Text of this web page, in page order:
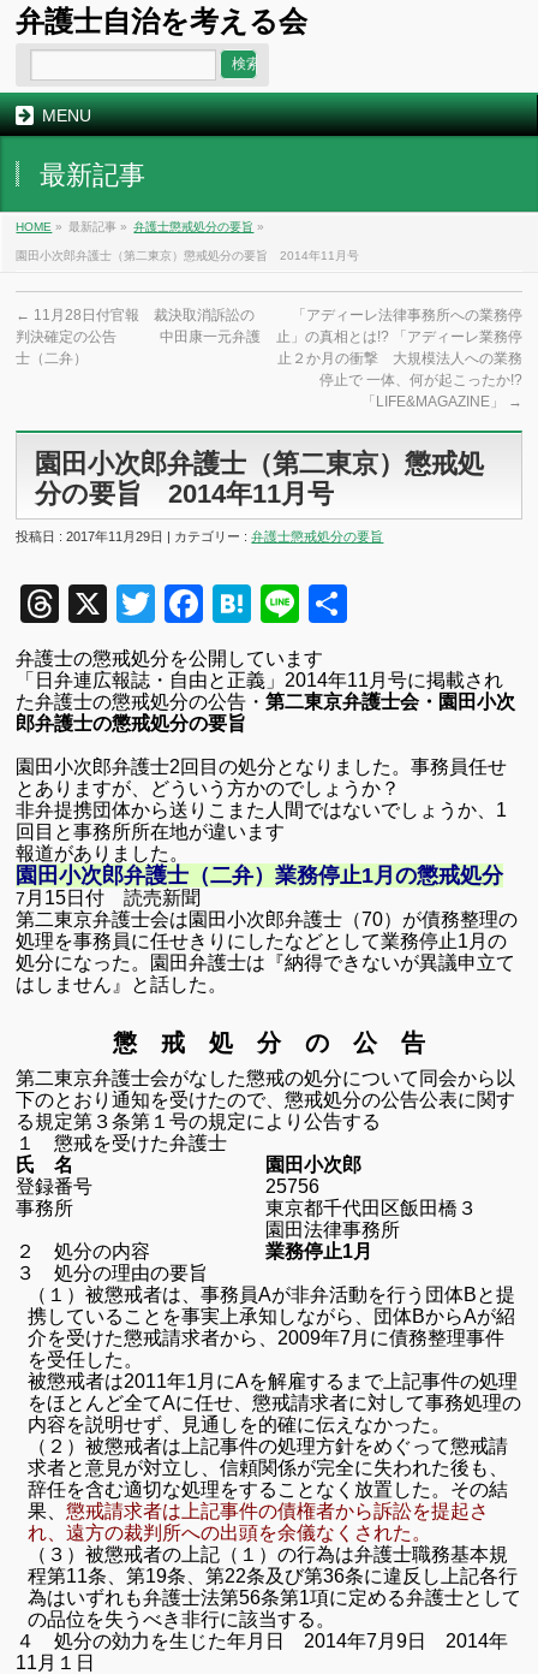
弁護士自治を考える会
MENU
最新記事
HOME » 最新記事 » 弁護士懲戒処分の要旨 »
園田小次郎弁護士（第二東京）懲戒処分の要旨 2014年11月号
← 11月28日付官報 裁決取消訴訟の
判決確定の公告 中田康一元弁護
士（二弁）
「アディーレ法律事務所への業務停
止」の真相とは!? 「アディーレ業務停
止２か月の衝撃 大規模法人への業務
停止で 一体、何が起こったか!?
「LIFE&MAGAZINE」
→
園田小次郎弁護士（第二東京）懲戒処
分の要旨 2014年11月号
投稿日 : 2017年11月29日 | カテゴリー :弁護士懲戒処分の要旨
Threads
X TwitterFacebook
Hatena
Line
弁護士の懲戒処分を公開しています
「日弁連広報誌・自由と正義」 2014年11 月号に掲載され
た弁護士の懲戒処分の公告・第二東京弁護士会・園田小次
郎弁護士の懲戒処分の要旨
園田小次郎弁護士2回目の処分となりました。事務員任せ
とありますが、どういう方かのでしょうか？
非弁提携団体から送りこまた人間ではないでしょうか、 1
回目と事務所所在地が違います
報道がありました。
園田小次郎弁護士（二弁）業務停止1月の懲戒処分
7 月15日付 読売新聞
第二東京弁護士会は園田小次郎弁護士（70）が債務整理の
処理を事務員に任せきりにしたなどとして業務停止1月の
処分になった。 園田弁護士は『納得できないが異議申立て
はしません』と話した。
懲 戒 処 分 の 公 告
第二東京弁護士会がなした懲戒の処分について同会から以
下のとおり通知を受けたので、懲戒処分の公告公表に関す
る規定第３条第１号の規定により公告する
１ 懲戒を受けた弁護士
氏 名 園田小次郎
登録番号 25756
事務所 東京都千代田区飯田橋３
園田法律事務所
２ 処分の内容
業務停止1月
３ 処分の理由の要旨
（１）被懲戒者は、事務員Aが非弁活動を行う団体Bと提
携していることを事実上承知しながら、団体BからAが紹
介を受けた懲戒請求者から、2009年7月に債務整理事件
を受任した。
被懲戒者は2011年1月にAを解雇するまで上記事件の処理
をほとんど全てAに任せ、懲戒請求者に対して事務処理の
内容を説明せず、見通しを的確に伝えなかった。
（２）被懲戒者は上記事件の処理方針をめぐって懲戒請
求者と意見が対立し、信頼関係が完全に失われた後も、
辞任を含む適切な処理をすることなく放置した。その結
果、 懲戒請求者は上記事件の債権者から訴訟を提起さ
れ、遠方の裁判所への出頭を余儀なくされた。
（３） 被懲戒者の上記（１）の行為は弁護士職務基本規
程第11条、第19条、第22条及び第36条に違反し上記各行
為はいずれも弁護士法第56条第1項に定める弁護士として
の品位を失うべき非行に該当する。
４ 処分の効力を生じた年月日 2014年7月9日 2014年
11 月１日